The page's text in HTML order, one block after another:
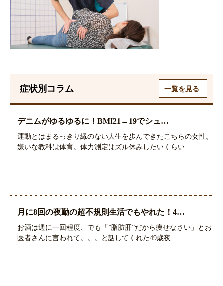
症状別コラム 一覧を見る
デニムがゆるゆるに！BMI21→19でシュ…
運動とはまるっきり縁のない人生を歩んできたこちらの女性。
嫌いな教科は体育。体力測定はズル休みしたいくらい…
月に8回の夜勤の超不規則生活でもやれた！4…
お酒は週に一回程度、でも「”脂肪肝”だから痩せなさい」とお
医者さんに言われて。。。と話してくれた49歳夜…